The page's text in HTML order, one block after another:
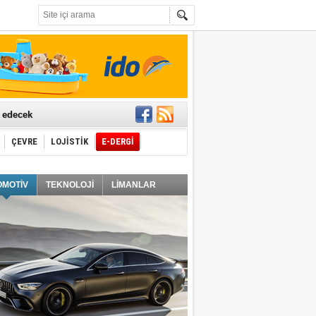
ÇEVRE LOJİSTİK E-DERGİ
TEKNOLOJİ LİMANLAR